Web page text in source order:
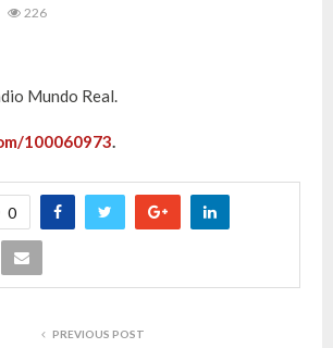
226
Mundo Real.
100060973
0
PREVIOUS POST